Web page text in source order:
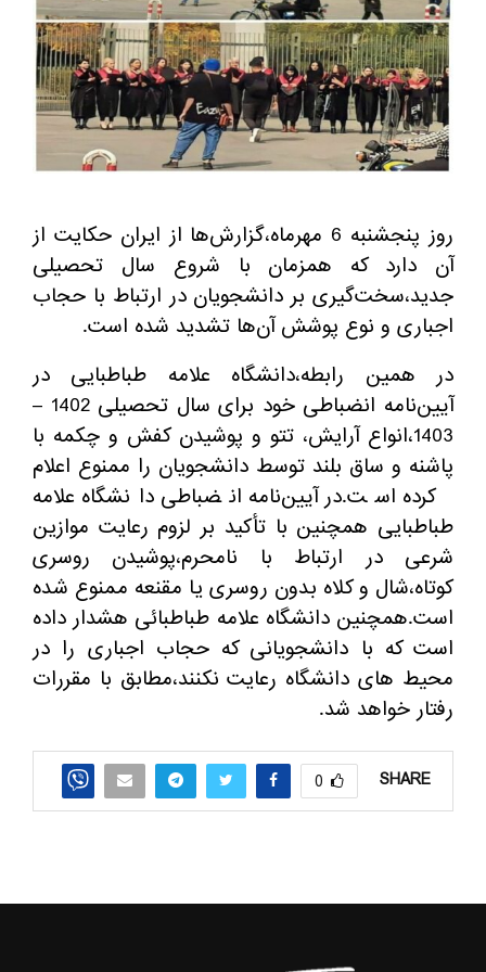
روز پنجشنبه 6 مهرماه،گزارش‌ها از ایران حکایت از
آن دارد که همزمان با شروع سال تحصیلی
جدید،سخت‌گیری بر دانشجویان در ارتباط با حجاب
اجباری و نوع پوشش آن‌ها تشدید شده است.
در همین رابطه،دانشگاه علامه طباطبایی در
آیین‌نامه انضباطی خود برای سال تحصیلی 1402 –
1403،انواع آرایش، تتو و پوشیدن کفش و چکمه با
پاشنه و ساق بلند توسط دانشجویان را ممنوع اعلام
کرده است.در آیین‌نامه انضباطی دانشگاه علامه
طباطبایی همچنین با تأکید بر لزوم رعایت موازین
شرعی در ارتباط با نامحرم،پوشیدن روسری
کوتاه،شال و کلاه بدون روسری یا مقنعه ممنوع شده
است.همچنین دانشگاه علامه طباطبائی هشدار داده
است که با دانشجویانی که حجاب اجباری را در
محیط ‌های دانشگاه رعایت نکنند،مطابق با مقررات
رفتار خواهد شد.
SHARE
0